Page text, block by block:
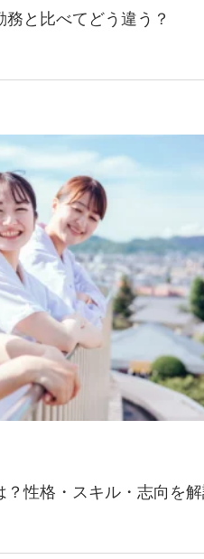
と比べてどう違う？
性格・スキル・志向を